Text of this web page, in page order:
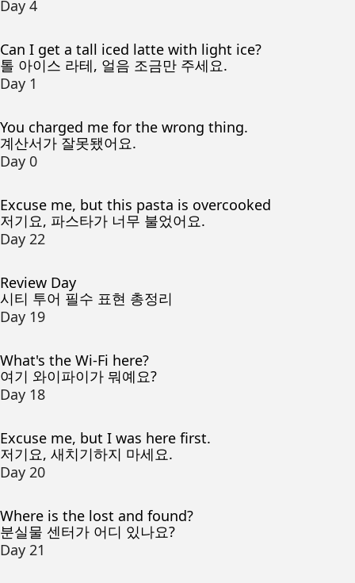
Day 4
Can I get a tall iced latte with light ice?
톨 아이스 라테, 얼음 조금만 주세요.
Day 1
You charged me for the wrong thing.
계산서가 잘못됐어요.
Day 0
Excuse me, but this pasta is overcooked
저기요, 파스타가 너무 불었어요.
Day 22
Review Day
시티 투어 필수 표현 총정리
Day 19
What's the Wi-Fi here?
여기 와이파이가 뭐예요?
Day 18
Excuse me, but I was here first.
저기요, 새치기하지 마세요.
Day 20
Where is the lost and found?
분실물 센터가 어디 있나요?
Day 21